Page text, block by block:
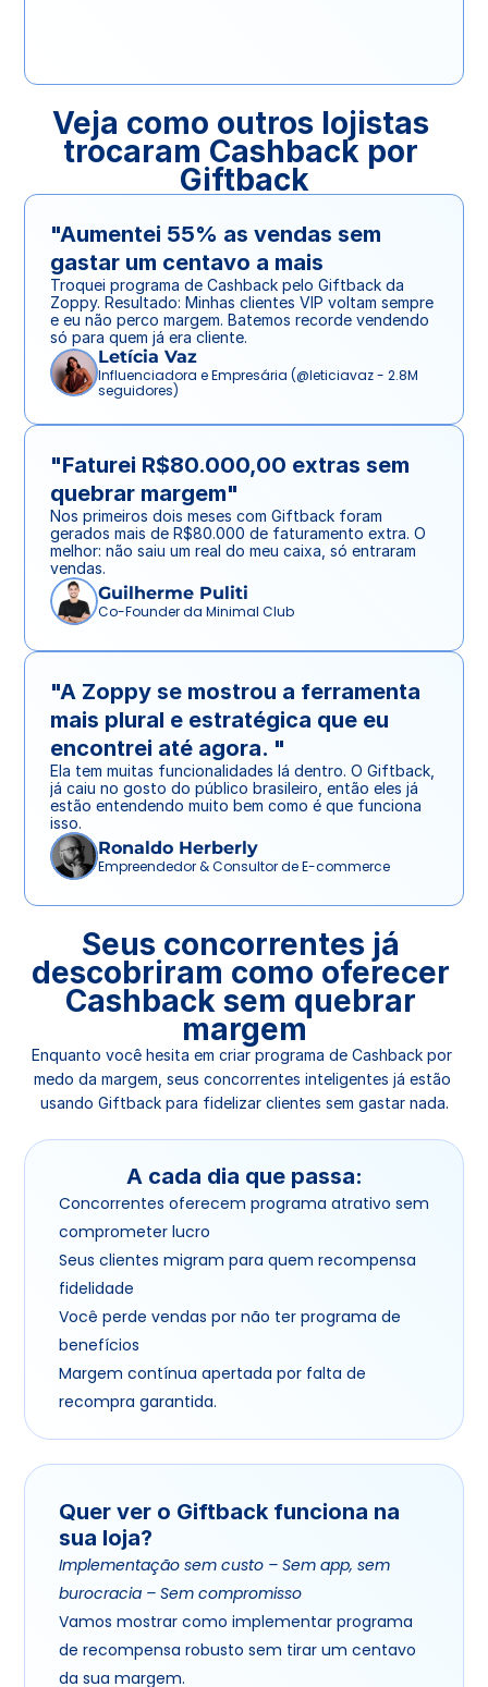
Veja como outros lojistas
trocaram Cashback por
Giftback
"Aumentei 55% as vendas sem
gastar um centavo a mais
Troquei programa de Cashback pelo Giftback da
Zoppy. Resultado: Minhas clientes VIP voltam sempre
e eu não perco margem. Batemos recorde vendendo
só para quem já era cliente.
Letícia Vaz
Influenciadora e Empresária (@leticiavaz - 2.8M
seguidores)
"Faturei R$80.000,00 extras sem
quebrar margem"
Nos primeiros dois meses com Giftback foram
gerados mais de R$80.000 de faturamento extra. O
melhor: não saiu um real do meu caixa, só entraram
vendas.
Guilherme Puliti
Co-Founder da Minimal Club
"A Zoppy se mostrou a ferramenta
mais plural e estratégica que eu
encontrei até agora. "
Ela tem muitas funcionalidades lá dentro. O Giftback,
já caiu no gosto do público brasileiro, então eles já
estão entendendo muito bem como é que funciona
isso.
Ronaldo Herberly
Empreendedor & Consultor de E-commerce
Seus concorrentes já
descobriram como oferecer
Cashback sem quebrar
margem
Enquanto você hesita em criar programa de Cashback por
medo da margem, seus concorrentes inteligentes já estão
usando Giftback para fidelizar clientes sem gastar nada.
A cada dia que passa:
Concorrentes oferecem programa atrativo sem
comprometer lucro
Seus clientes migram para quem recompensa
fidelidade
Você perde vendas por não ter programa de
benefícios
Margem contínua apertada por falta de
recompra garantida.
Quer ver o Giftback funciona na
sua loja?
Implementação sem custo – Sem app, sem
burocracia – Sem compromisso
Vamos mostrar como implementar programa
de recompensa robusto sem tirar um centavo
da sua margem.